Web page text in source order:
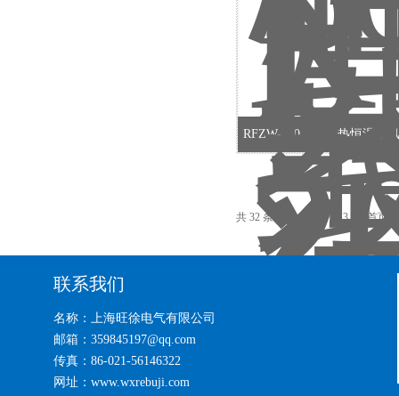
RFZW-200系列电热恒温鼓
共 32 条记录，当前 1 / 3 页 首页
联系我们
名称：上海旺徐电气有限公司
邮箱：359845197@qq.com
传真：86-021-56146322
网址：www.wxrebuji.com